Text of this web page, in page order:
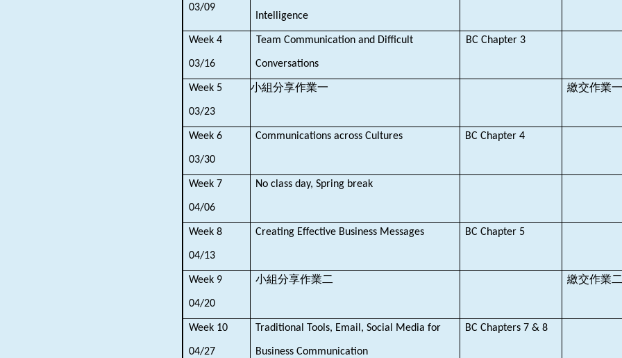
03/09
Intelligence
Week 4
03/16
Team Communication and Difficult
Conversations
BC Chapter 3
Week 5
03/23
小組分享作業一 繳交作業一
Week 6
03/30
Communications across Cultures BC Chapter 4
Week 7
04/06
No class day, Spring break
Week 8
04/13
Creating Effective Business Messages BC Chapter 5
Week 9
04/20
小組分享作業二 繳交作業二
Week 10
04/27
Traditional Tools, Email, Social Media for
Business Communication
BC Chapters 7 & 8